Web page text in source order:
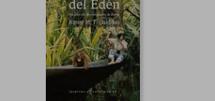
45%
dcto.
$ 211.648
$ 116.407